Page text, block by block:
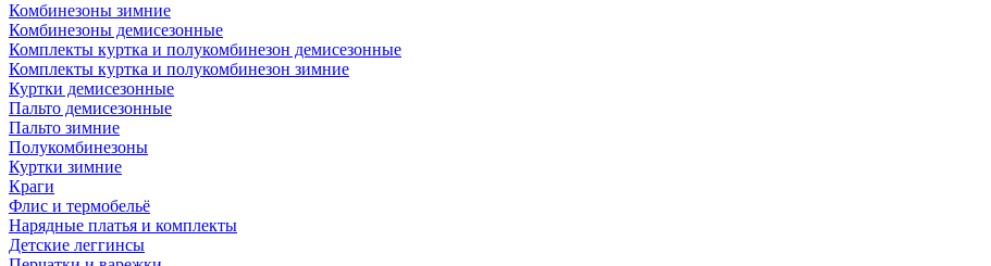
Комбинезоны зимние
Комбинезоны демисезонные
Комплекты куртка и полукомбинезон демисезонные
Комплекты куртка и полукомбинезон зимние
Куртки демисезонные
Пальто демисезонные
Пальто зимние
Полукомбинезоны
Куртки зимние
Краги
Флис и термобельё
Нарядные платья и комплекты
Детские леггинсы